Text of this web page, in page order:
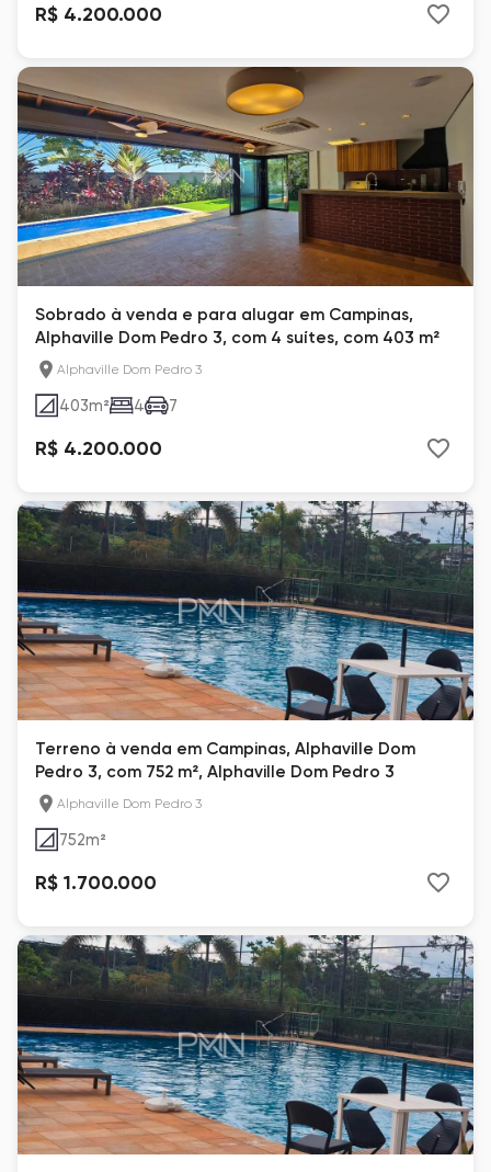
R$ 4.200.000
Sobrado à venda e para alugar em Campinas,
Alphaville Dom Pedro 3, com 4 suítes, com 403 m²
Alphaville Dom Pedro 3
403m² 4 7
R$ 4.200.000
Terreno à venda em Campinas, Alphaville Dom
Pedro 3, com 752 m², Alphaville Dom Pedro 3
Alphaville Dom Pedro 3
752m²
R$ 1.700.000